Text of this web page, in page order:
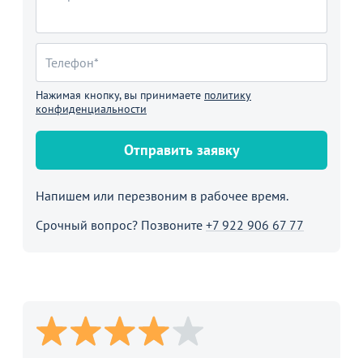
Нажимая кнопку, вы принимаете политику
конфиденциальности
Отправить заявку
Напишем или перезвоним в рабочее время.
Срочный вопрос? Позвоните +7 922 906 67 77